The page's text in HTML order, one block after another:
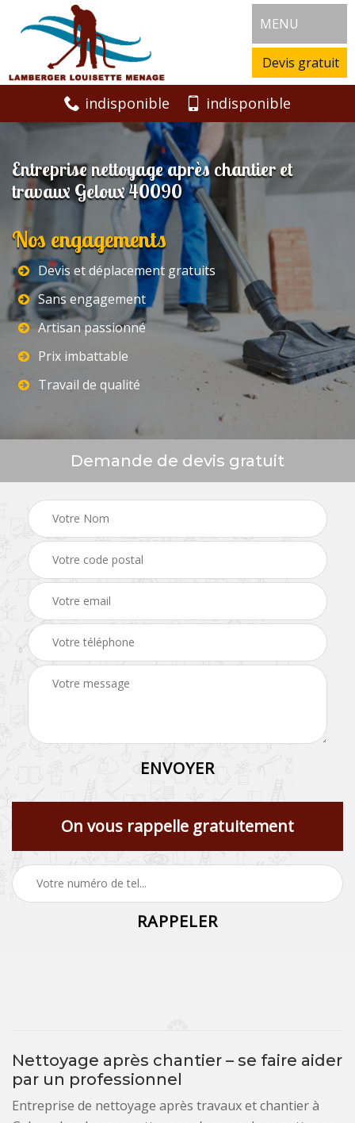
MENU
Devis gratuit
indisponible indisponible
Entreprise nettoyage après chantier et
travaux Geloux 40090
Nos engagements
Devis et déplacement gratuits
Sans engagement
Artisan passionné
Prix imbattable
Travail de qualité
Demande de devis gratuit
On vous rappelle gratuitement
Nettoyage après chantier – se faire aider
par un professionnel
Entreprise de nettoyage après travaux et chantier à